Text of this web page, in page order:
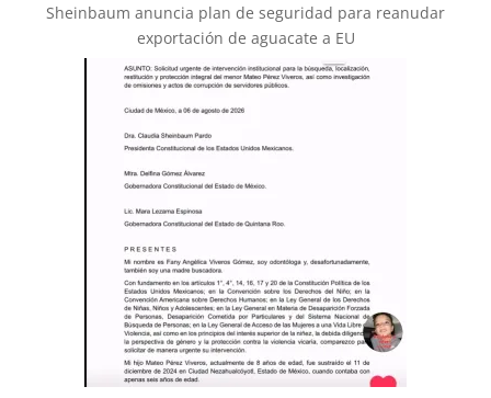
Sheinbaum anuncia plan de seguridad para reanudar
exportación de aguacate a EU